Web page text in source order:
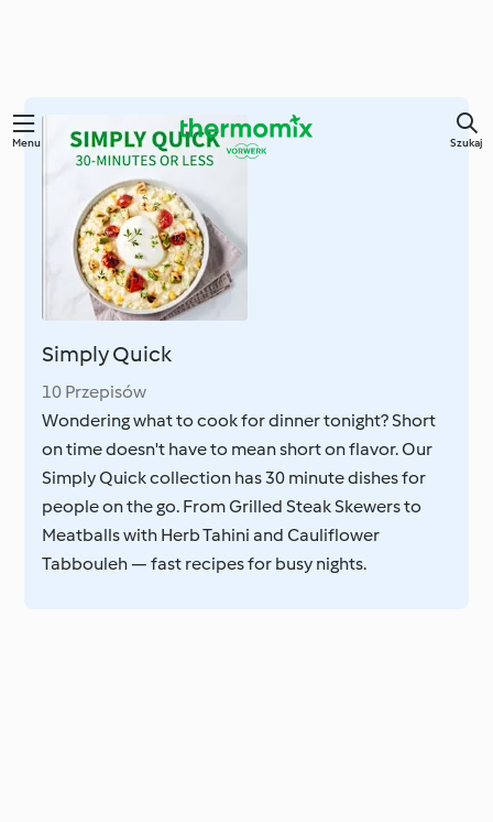
Przejdź
Menu Szukaj
Simply Quick
10 Przepisów
Wondering what to cook for dinner tonight? Short
on time doesn't have to mean short on flavor. Our
Simply Quick collection has 30 minute dishes for
people on the go. From Grilled Steak Skewers to
Meatballs with Herb Tahini and Cauliflower
Tabbouleh — fast recipes for busy nights.